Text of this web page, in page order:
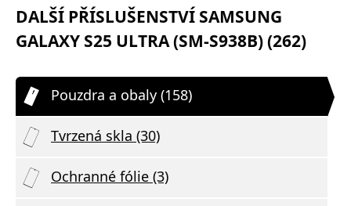
DALŠÍ PŘÍSLUŠENSTVÍ SAMSUNG
GALAXY S25 ULTRA (SM-S938B) (262)
Pouzdra a obaly (158)
Tvrzená skla (30)
Ochranné fólie (3)